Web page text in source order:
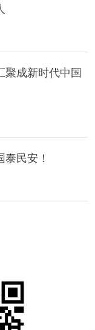
聚成新时代中国
民安！